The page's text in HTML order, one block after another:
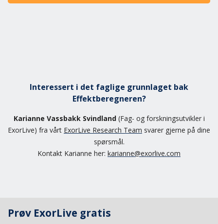
Interessert i det faglige grunnlaget bak
Effektberegneren?
Karianne Vassbakk Svindland(Fag- og forskningsutvikler i
ExorLive) fra vårt ExorLive Research Team svarer gjerne på dine
spørsmål.
Kontakt Karianne her: karianne@exorlive.com
Prøv ExorLive gratis